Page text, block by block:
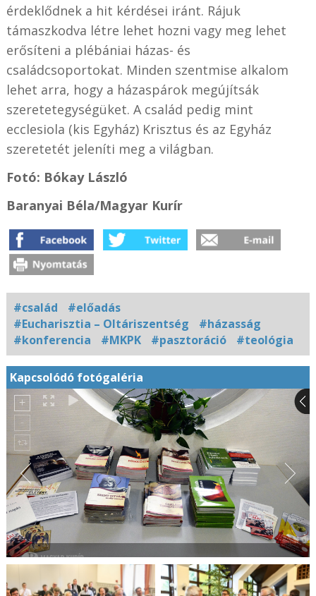
érdeklődnek a hit kérdései iránt. Rájuk
támaszkodva létre lehet hozni vagy meg lehet
erősíteni a plébániai házas- és
családcsoportokat. Minden szentmise alkalom
lehet arra, hogy a házaspárok megújítsák
szeretetegységüket. A család pedig mint
ecclesiola (kis Egyház) Krisztus és az Egyház
szeretetét jeleníti meg a világban.
Fotó: Bókay László
Baranyai Béla/Magyar Kurír
#család
#előadás
#Eucharisztia – Oltáriszentség
#házasság
#konferencia
#MKPK #pasztoráció #teológia
Kapcsolódó fotógaléria